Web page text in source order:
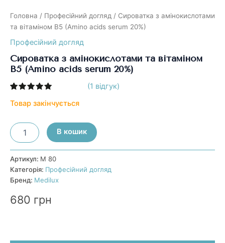
Головна / Професійний догляд / Сироватка з амінокислотами
та вітаміном B5 (Amino acids serum 20%)
Професійний догляд
Сироватка з амінокислотами та вітаміном
B5 (Amino acids serum 20%)
на основі
(1 відгук)
Товар закінчується
Сироватка
з
та
вітаміном
B5
acids
В кошик
Артикул: М 80
Категорія: Професійний догляд
Бренд: Medilux
680 грн